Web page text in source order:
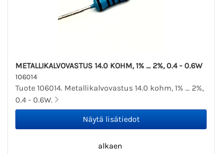
METALLIKALVOVASTUS 14.0 KOHM, 1% ... 2%, 0.4 - 0.6W
106014
Tuote 106014. Metallikalvovastus 14.0 kohm, 1% ... 2%,
0.4 - 0.6W.
alkaen